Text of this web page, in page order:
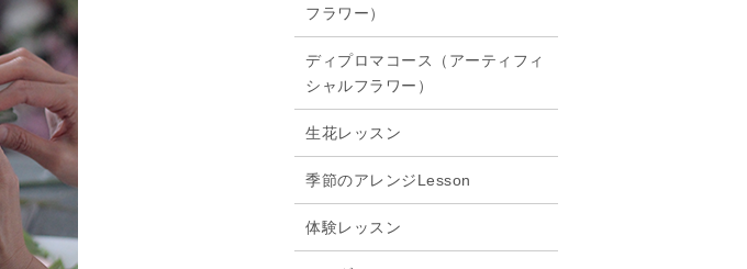
フラワー）
ディプロマコース（アーティフィ
シャルフラワー）
生花レッスン
季節のアレンジLesson
体験レッスン